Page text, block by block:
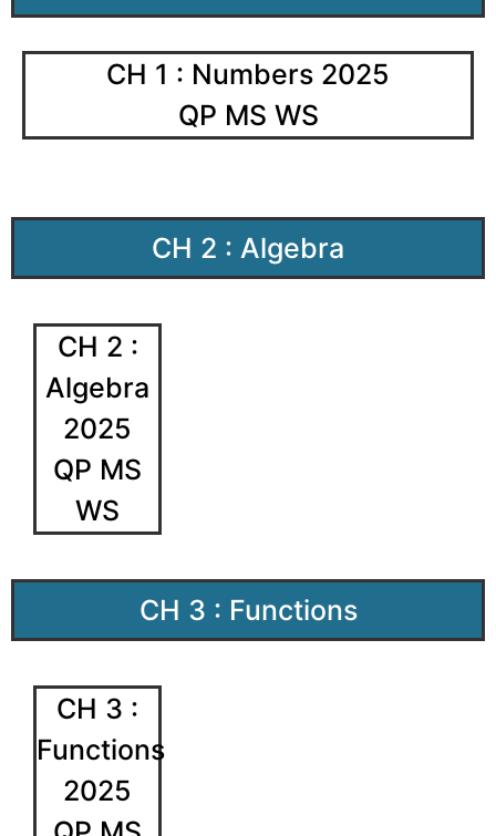
CH 1 : Numbers 2025
QP MS WS
CH 2 : Algebra
CH 2 :
Algebra
2025
QP MS
WS
CH 3 : Functions
CH 3 :
Functions
2025